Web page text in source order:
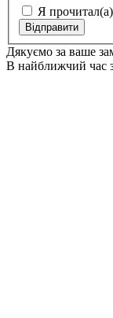
Я
Відправити
Дякуємо за ваше
В найближчий час